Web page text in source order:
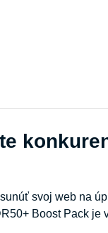
svoj web na
Boost Pack je